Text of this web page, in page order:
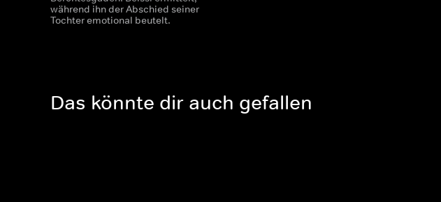
während ihn der Abschied seiner
Tochter emotional beutelt.
Das könnte dir auch gefallen